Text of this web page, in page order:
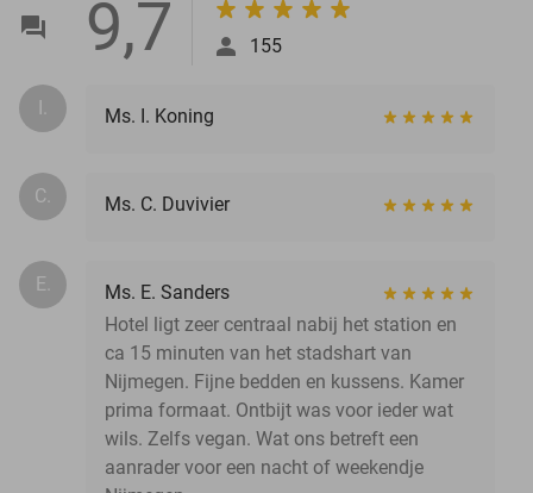
9,7 155
I. Ms. I. Koning
C. Ms. C. Duvivier
E.
Ms. E. Sanders
Hotel ligt zeer centraal nabij het station en
ca 15 minuten van het stadshart van
Nijmegen. Fijne bedden en kussens. Kamer
prima formaat. Ontbijt was voor ieder wat
wils. Zelfs vegan. Wat ons betreft een
aanrader voor een nacht of weekendje